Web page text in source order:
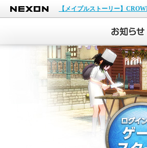
NEXON
【メイプルストーリー】